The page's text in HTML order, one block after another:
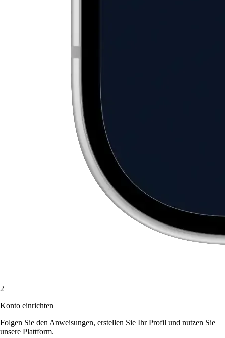
2
Konto einrichten
Folgen Sie den Anweisungen, erstellen Sie Ihr Profil und nutzen Sie
unsere Plattform.